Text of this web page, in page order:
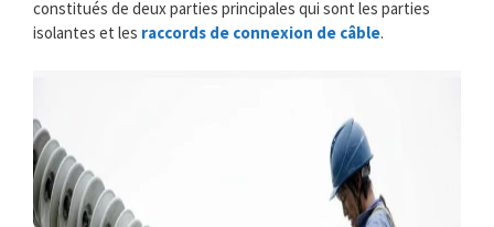
constitués de deux parties principales qui sont les parties
isolantes et les raccords de connexion de câble.